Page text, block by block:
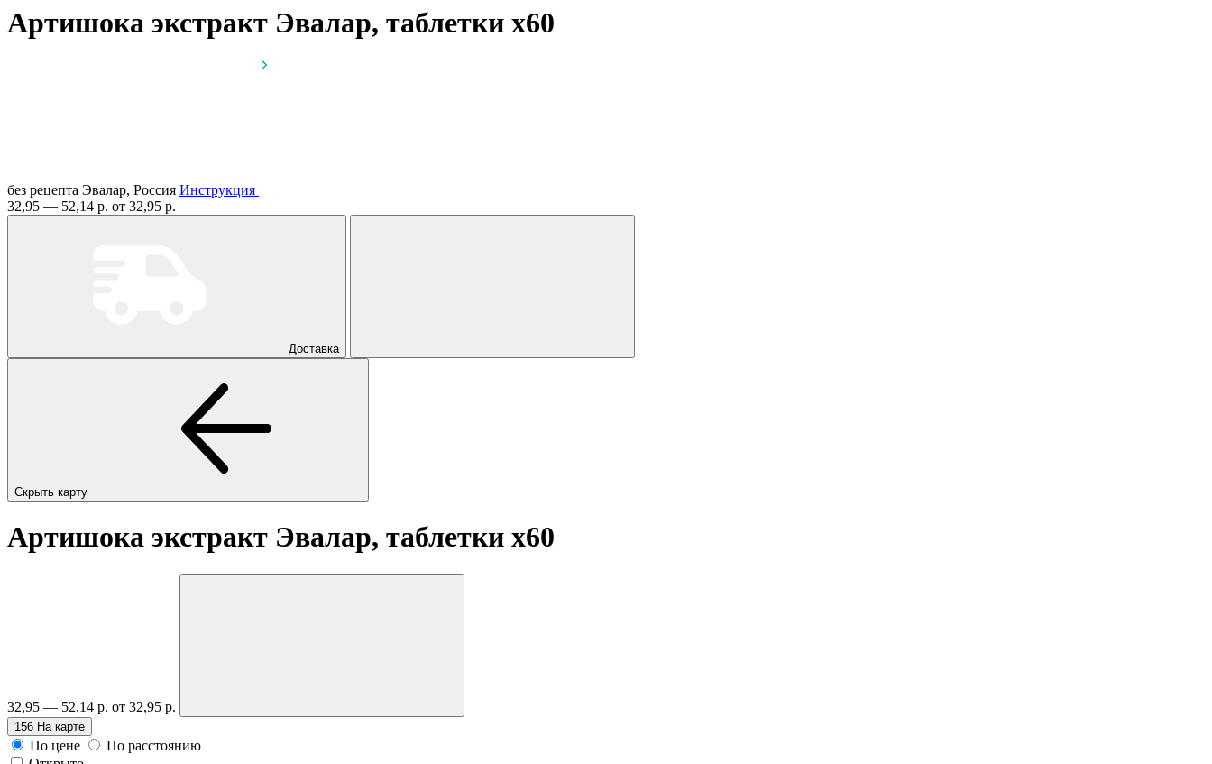
Артишока экстракт Эвалар, таблетки x60
без рецепта Эвалар, Россия Инструкция
32,95 — 52,14 р. от 32,95 р.
Доставка
Скрыть карту
Артишока экстракт Эвалар, таблетки x60
32,95 — 52,14 р. от 32,95 р.
156 На карте
По цене
По расстоянию